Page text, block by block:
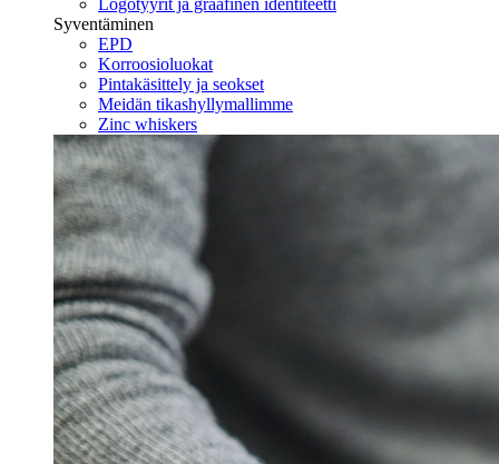
Logotyyrit ja graafinen identiteetti
Syventäminen
EPD
Korroosioluokat
Pintakäsittely ja seokset
Meidän tikashyllymallimme
Zinc whiskers